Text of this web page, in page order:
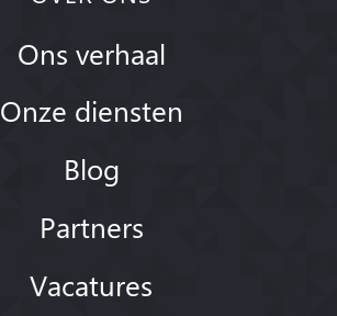
Ons verhaal
Onze diensten
Blog
Partners
Vacatures